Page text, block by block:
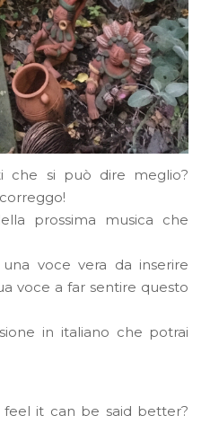
che si può dire meglio?
prossima musica che
voce vera da inserire
voce a far sentire questo
in italiano che potrai
it can be said better?